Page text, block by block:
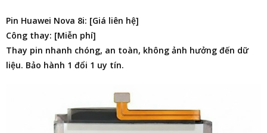
Pin Huawei Nova 8i: [Giá liên hệ]
Công thay: [Miễn phí]
Thay pin nhanh chóng, an toàn, không ảnh hưởng đến dữ
liệu. Bảo hành 1 đổi 1 uy tín.